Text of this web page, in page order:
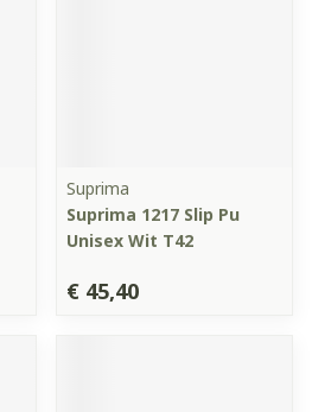
Suprima
Suprima 1217 Slip Pu
Unisex Wit T42
€ 45,40